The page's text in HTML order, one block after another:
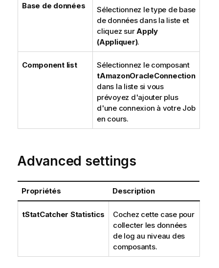
Base de données
Sélectionnez le type de base
de données dans la liste et
cliquez surApply
(Appliquer).
Component list
Sélectionnez le composant
tAmazonOracleConnection
dans la liste si vous
prévoyez d'ajouter plus
d'une connexion à votre Job
en cours.
Advanced settings
Propriétés Description
tStatCatcher Statistics
Cochez cette case pour
collecter les données
de log au niveau des
composants.